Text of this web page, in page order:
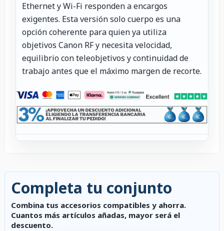
Ethernet y Wi-Fi responden a encargos
exigentes. Esta versión solo cuerpo es una
opción coherente para quien ya utiliza
objetivos Canon RF y necesita velocidad,
equilibrio con teleobjetivos y continuidad de
trabajo antes que el máximo margen de recorte.
Completa tu conjunto
Combina tus accesorios compatibles y ahorra.
Cuantos más artículos añadas, mayor será el
descuento.